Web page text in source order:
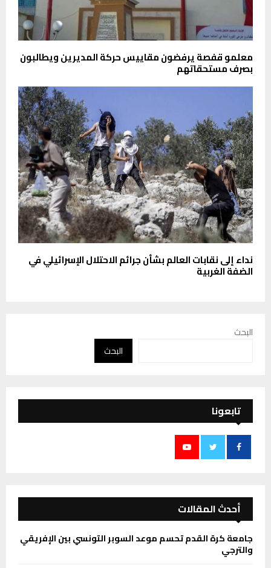
معلمو قفصة يرفضون مقاييس حركة المديرين ويطالبون
بصرف مستحقاتهم
نداء إلى نقابات العالم بشأن جرائم الاحتلال الإسرائيلي في
الضفة الغربية
البحث
البحث
تابعونا
أحدث المقالات
جامعة كرة القدم تحسم موعد السوبر التونسي بين الإفريقي
والترجي